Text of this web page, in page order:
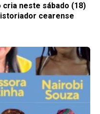
neste sábado (18)
cearense